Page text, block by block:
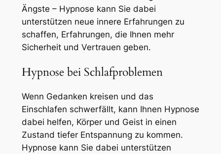
Ängste – Hypnose kann Sie dabei
unterstützen neue innere Erfahrungen zu
schaffen, Erfahrungen, die Ihnen mehr
Sicherheit und Vertrauen geben.
Hypnose bei Schlafproblemen
Wenn Gedanken kreisen und das
Einschlafen schwerfällt, kann Ihnen Hypnose
dabei helfen, Körper und Geist in einen
Zustand tiefer Entspannung zu kommen.
Hypnose kann Sie dabei unterstützen